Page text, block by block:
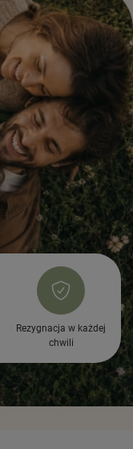
Rezygnacja w każdej
chwili